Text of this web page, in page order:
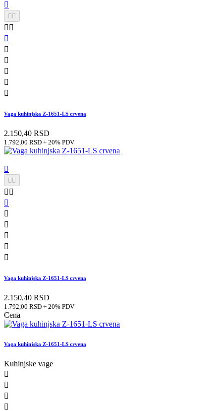

 
 






Vaga kuhinjska Z-1651-LS crvena
2.150,40 RSD
1.792,00 RSD + 20% PDV

 
 






Vaga kuhinjska Z-1651-LS crvena
2.150,40 RSD
1.792,00 RSD + 20% PDV
Cena
Vaga kuhinjska Z-1651-LS crvena
Kuhinjske vage



